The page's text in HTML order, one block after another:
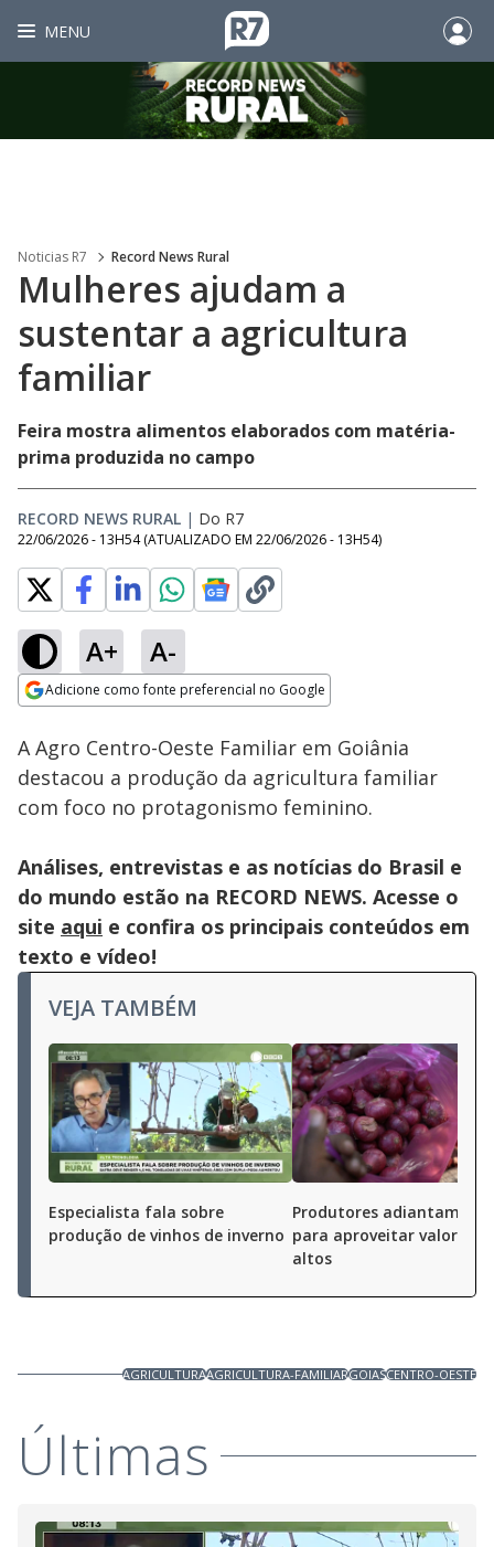
MENU
Noticias R7 Record News Rural
Mulheres ajudam a
sustentar a agricultura
familiar
Feira mostra alimentos elaborados com matéria-
prima produzida no campo
RECORD NEWS RURAL | Do R7
22/06/2026 - 13H54 (ATUALIZADO EM 22/06/2026 - 13H54)
A+ A-
Adicione como fonte preferencial no Google
Ativar
Loaded
21.02%
A Agro Centro-Oeste Familiar em Goiânia
destacou a produção da agricultura familiar
com foco no protagonismo feminino.
Análises, entrevistas e as notícias do Brasil e
do mundo estão na RECORD NEWS. Acesse o
site aqui e confira os principais conteúdos em
texto e vídeo!
VEJA TAMBÉM
Especialista fala sobre
produção de vinhos de inverno
Produtores adiantam
para aproveitar valores
altos
AGRICULTURAAGRICULTURA-FAMILIARGOIASCENTRO-OESTE
Últimas